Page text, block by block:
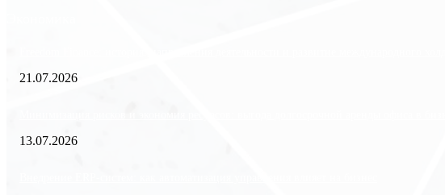
21.07.2026
13.07.2026